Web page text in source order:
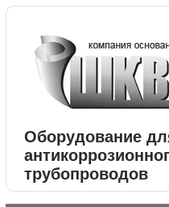
Оборудование
трубопроводов